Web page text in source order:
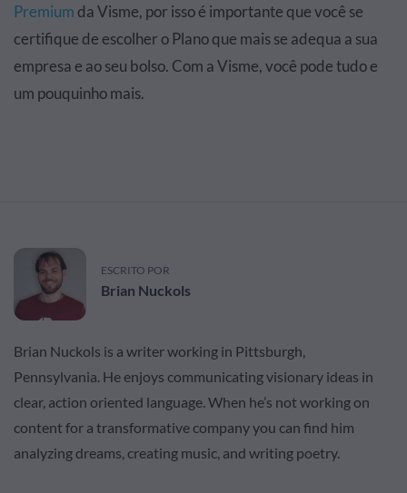
Premium da Visme, por isso é importante que você se
certifique de escolher o Plano que mais se adequa a sua
empresa e ao seu bolso. Com a Visme, você pode tudo e
um pouquinho mais.
ESCRITO POR
Brian Nuckols
Brian Nuckols is a writer working in Pittsburgh,
Pennsylvania. He enjoys communicating visionary ideas in
clear, action oriented language. When he’s not working on
content for a transformative company you can find him
analyzing dreams, creating music, and writing poetry.